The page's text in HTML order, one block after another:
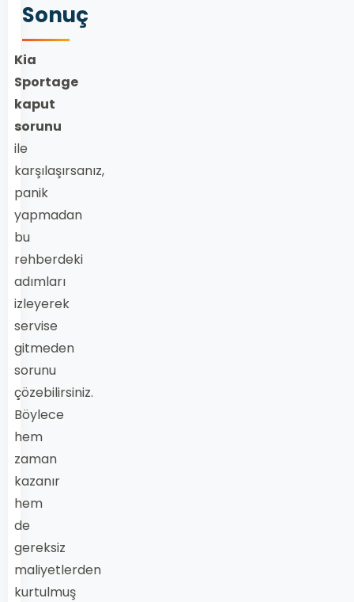
Sonuç
Kia
Sportage
kaput
sorunu
ile
karşılaşırsanız,
panik
yapmadan
bu
rehberdeki
adımları
izleyerek
servise
gitmeden
sorunu
çözebilirsiniz.
Böylece
hem
zaman
kazanır
hem
de
gereksiz
maliyetlerden
kurtulmuş